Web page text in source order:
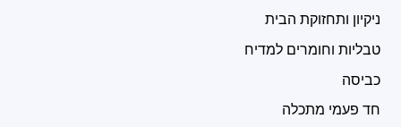
ניקיון ותחזוקת הבית
טבליות וחומרים למדיח
כביסה
חד פעמי מתכלה